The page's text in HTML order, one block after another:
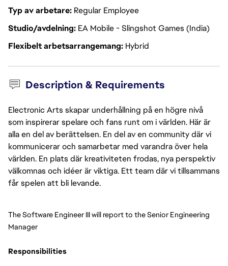
Typ av arbetare Regular Employee
Studio/avdelning EA Mobile - Slingshot Games (India)
Flexibelt arbetsarrangemang Hybrid
Description & Requirements
Electronic Arts skapar underhållning på en högre nivå
som inspirerar spelare och fans runt om i världen. Här är
alla en del av berättelsen. En del av en community där vi
kommunicerar och samarbetar med varandra över hela
världen. En plats där kreativiteten frodas, nya perspektiv
välkomnas och idéer är viktiga. Ett team där vi tillsammans
får spelen att bli levande.
The Software Engineer III will report to the Senior Engineering
Manager
Responsibilities